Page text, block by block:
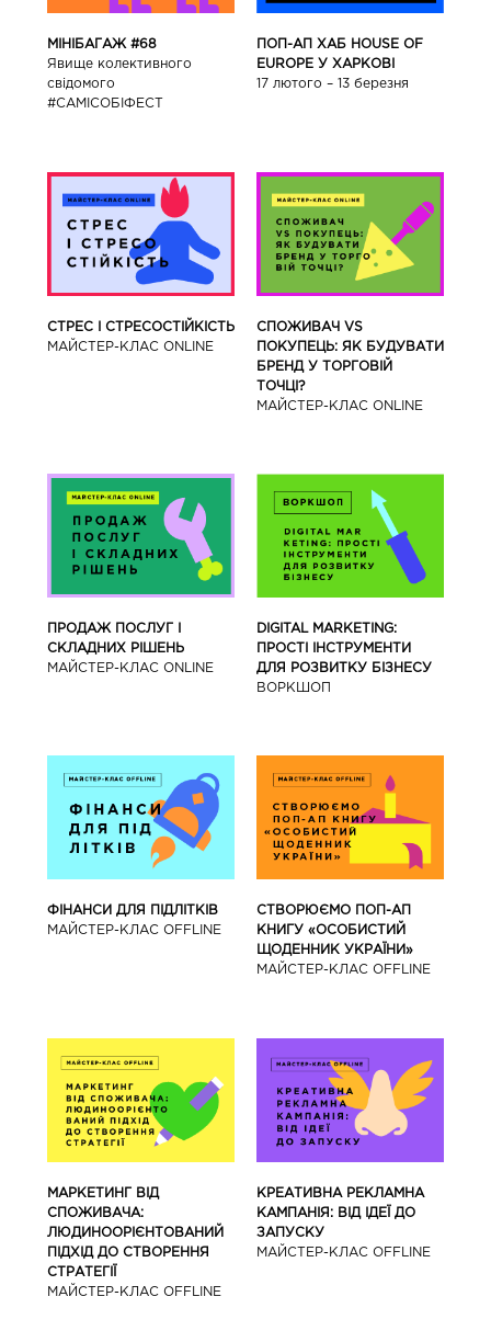
МІНІБАГАЖ #68
Явище колективного
свідомого
#САМІСОБІФЕСТ
ПОП-АП ХАБ HOUSE OF
EUROPE У ХАРКОВІ
17 лютого – 13 березня
СТРЕС І СТРЕСОСТІЙКІСТЬ
МАЙСТЕР-КЛАС ONLINE
СПОЖИВАЧ VS
ПОКУПЕЦЬ: ЯК БУДУВАТИ
БРЕНД У ТОРГОВІЙ
ТОЧЦІ?
МАЙСТЕР-КЛАС ONLINE
ПРОДАЖ ПОСЛУГ І
СКЛАДНИХ РІШЕНЬ
МАЙСТЕР-КЛАС ONLINE
DIGITAL MARKETING:
ПРОСТІ ІНСТРУМЕНТИ
ДЛЯ РОЗВИТКУ БІЗНЕСУ
ВОРКШОП
ФІНАНСИ ДЛЯ ПІДЛІТКІВ
МАЙCТЕР-КЛАС OFFLINE
СТВОРЮЄМО ПОП-АП
КНИГУ «ОСОБИСТИЙ
ЩОДЕННИК УКРАЇНИ»
МАЙCТЕР-КЛАС OFFLINE
МАРКЕТИНГ ВІД
СПОЖИВАЧА:
ЛЮДИНООРІЄНТОВАНИЙ
ПІДХІД ДО СТВОРЕННЯ
СТРАТЕГІЇ
МАЙCТЕР-КЛАС OFFLINE
КРЕАТИВНА РЕКЛАМНА
КАМПАНІЯ: ВІД ІДЕЇ ДО
ЗАПУСКУ
МАЙCТЕР-КЛАС OFFLINE